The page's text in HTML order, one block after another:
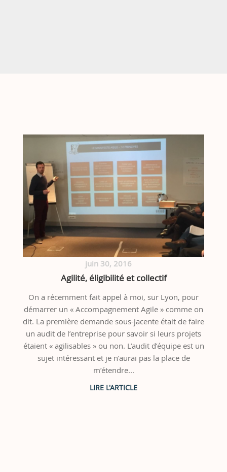
juin 30, 2016
Agilité, éligibilité et collectif
On a récemment fait appel à moi, sur Lyon, pour
démarrer un « Accompagnement Agile » comme on
dit. La première demande sous-jacente était de faire
un audit de l’entreprise pour savoir si leurs projets
étaient « agilisables » ou non. L’audit d’équipe est un
sujet intéressant et je n’aurai pas la place de
m’étendre...